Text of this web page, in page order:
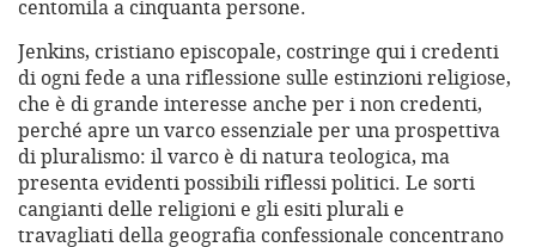
centomila a cinquanta persone.
Jenkins, cristiano episcopale, costringe qui i credenti
di ogni fede a una riflessione sulle estinzioni religiose,
che è di grande interesse anche per i non credenti,
perché apre un varco essenziale per una prospettiva
di pluralismo: il varco è di natura teologica, ma
presenta evidenti possibili riflessi politici. Le sorti
cangianti delle religioni e gli esiti plurali e
travagliati della geografia confessionale concentrano